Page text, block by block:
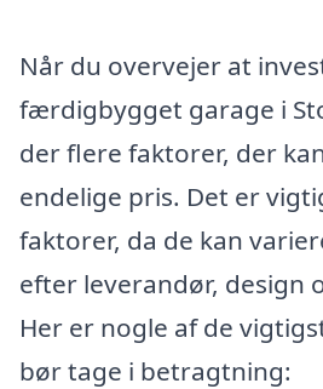
Når du overvejer at
færdigbygget garage i
der flere faktorer, der
endelige pris. Det er
faktorer, da de kan
efter leverandør, design
Her er nogle af de
bør tage i betragtning: